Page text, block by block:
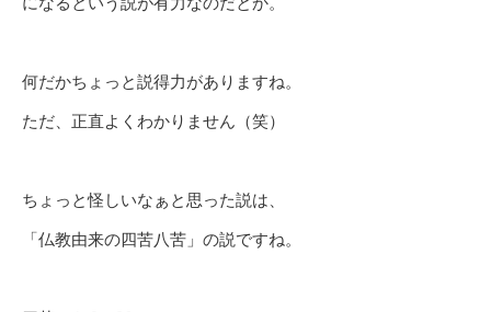
何だかちょっと説得力がありますね。
ただ、正直よくわかりません（笑）
ちょっと怪しいなぁと思った説は、
「仏教由来の四苦八苦」の説ですね。